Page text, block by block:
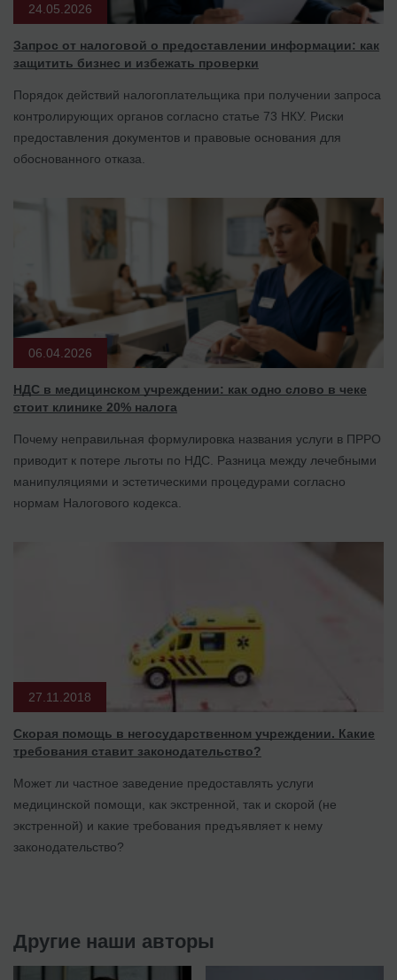
24.05.2026
Запрос от налоговой о предоставлении информации: как
защитить бизнес и избежать проверки
Порядок действий налогоплательщика при получении запроса
контролирующих органов согласно статье 73 НКУ. Риски
предоставления документов и правовые основания для
обоснованного отказа.
06.04.2026
НДС в медицинском учреждении: как одно слово в чеке
стоит клинике 20% налога
Почему неправильная формулировка названия услуги в ПРРО
приводит к потере льготы по НДС. Разница между лечебными
манипуляциями и эстетическими процедурами согласно
нормам Налогового кодекса.
27.11.2018
Скорая помощь в негосударственном учреждении. Какие
требования ставит законодательство?
Может ли частное заведение предоставлять услуги
медицинской помощи, как экстренной, так и скорой (не
экстренной) и какие требования предъявляет к нему
законодательство?
Другие наши авторы